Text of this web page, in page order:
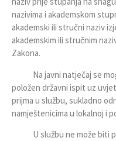
nazivima i akademskom
akademski ili stručni naziv
akademskim ili stručnim
Zakona.
Na javni natječaj se
položen državni ispit uz
prijma u službu, sukladno
namještenicima u lokalnoj i
U službu ne može biti